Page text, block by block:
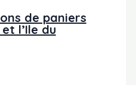
de paniers
l’Ile du